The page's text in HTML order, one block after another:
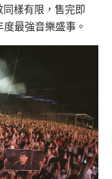
同樣有限，售完即
最強音樂盛事。